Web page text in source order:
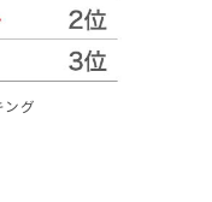
グ